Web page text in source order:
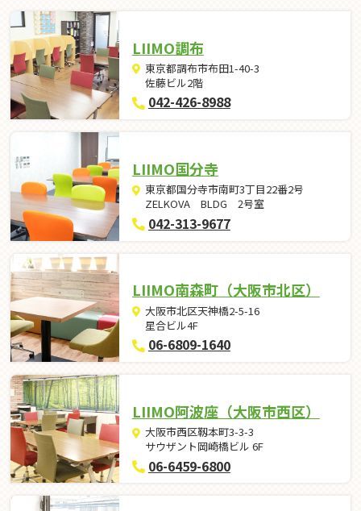
LIIMO調布
東京都調布市布田1-40-3
佐藤ビル2階
042-426-8988
LIIMO国分寺
東京都国分寺市南町3丁目22番2号
ZELKOVA BLDG 2号室
042-313-9677
LIIMO南森町（大阪市北区）
大阪市北区天神橋2-5-16
星合ビル4F
06-6809-1640
LIIMO阿波座（大阪市西区）
大阪市西区靱本町3-3-3
サウザント岡崎橋ビル 6F
06-6459-6800